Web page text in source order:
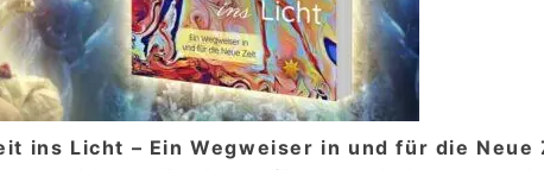
ins Licht – Ein Wegweiser in und für die Neue